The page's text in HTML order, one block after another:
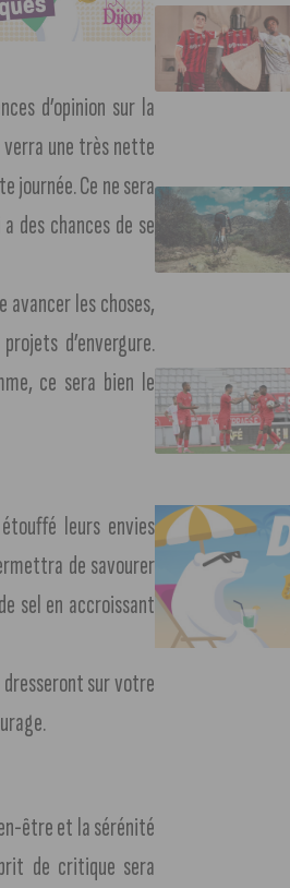
d’opinion sur la
une très nette
journée. Ce ne sera
des chances de se
les choses,
d’envergure.
ce sera bien le
leurs envies
de savourer
sel en accroissant
sur votre
être et la sérénité
de critique sera